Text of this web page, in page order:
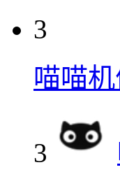
3
喵喵
3